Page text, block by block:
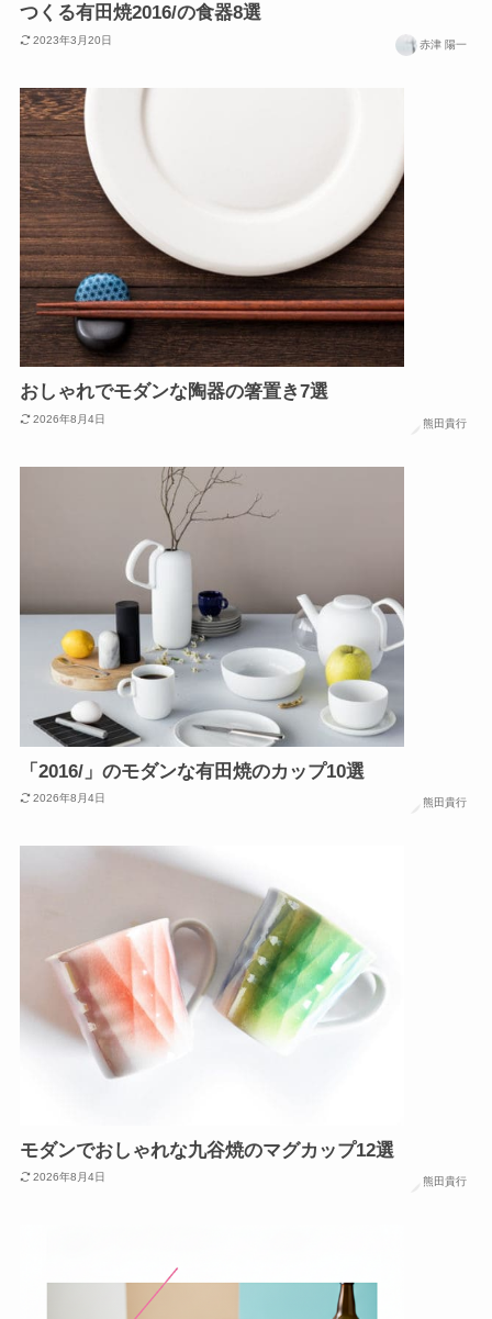
つくる有田焼2016/の食器8選
2023年3月20日 赤津 陽一
おしゃれでモダンな陶器の箸置き7選
2026年8月4日 熊田貴行
「2016/」のモダンな有田焼のカップ10選
2026年8月4日 熊田貴行
モダンでおしゃれな九谷焼のマグカップ12選
2026年8月4日 熊田貴行